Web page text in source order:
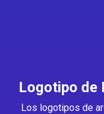
Logotipo de
Los logotipos de